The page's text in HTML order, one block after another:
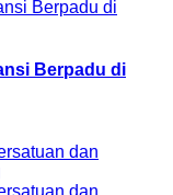
Berpadu di